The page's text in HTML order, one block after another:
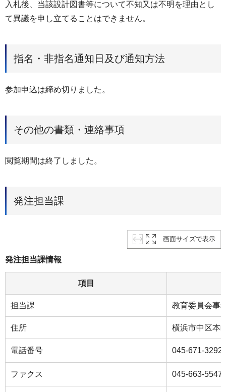
入札後、当該設計図書等について不知又は不明を理由とし
て異議を申し立てることはできません。
指名・非指名通知日及び通知方法
参加申込は締め切りました。
その他の書類・連絡事項
閲覧期間は終了しました。
発注担当課
画面サイズで表示
発注担当課情報
項目
担当課 教育委員会事
住所 横浜市中区本
電話番号 045-671-3292
ファクス 045-663-5547